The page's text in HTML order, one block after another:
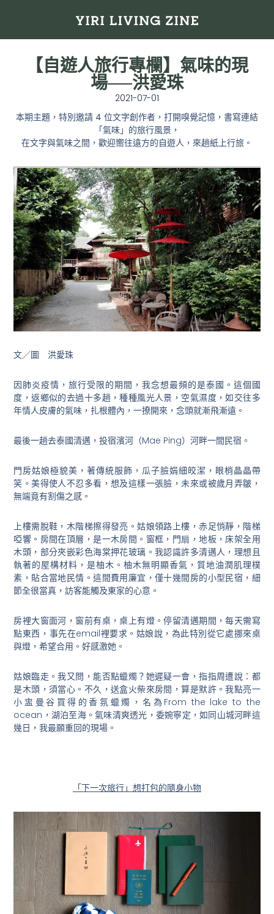
【自遊人旅行專欄】氣味的現
場──洪愛珠
2021-07-01
本期主題，特別邀請 4 位文字創作者， 打開嗅覺記憶，書寫連結
「氣味」的旅行風景，
在文字與氣味之間，歡迎嚮往遠方的自遊人，來趟紙上行旅。
文／圖 洪愛珠
因肺炎疫情，旅行受限的期間，我念想最頻的是泰國。這個國
度，返鄉似的去過十多趟，種種風光人景，空氣濕度，如交往多
年情人皮膚的氣味，扎根體內，一撩開來，念頭就漸飛漸遠。
最後一趟去泰國清邁，投宿濱河（Mae Ping）河畔一間民宿。
門房姑娘極貌美，著傳統服飾，瓜子臉娟細皎潔，眼梢晶晶帶
笑。美得使人不忍多看，想及這樣一張臉，未來或被歲月弄皺，
無端竟有割傷之感。
上樓需脫鞋，木階梯擦得發亮。姑娘領路上樓，赤足悄靜，階梯
啞響。房間在頂層，是一木房間。窗框，門扇，地板，床架全用
木頭，部分夾嵌彩色海棠押花玻璃。我認識許多清邁人，理想且
執著的屋構材料，是柚木。柚木無明顯香氣，質地油潤肌理樸
素，貼合當地民情。這間費用廉宜，僅十幾間房的小型民宿，細
節全很當真，訪客能觸及東家的心意。
房裡大窗面河，窗前有桌，桌上有燈。停留清邁期間，每天需寫
點東西，事先在email裡要求。姑娘說，為此特別從它處挪來桌
與燈，希望合用。好感激她。
姑娘臨走。我又問，能否點蠟燭？她遲疑一會，指指周遭說：都
是木頭，須當心。不久，送盒火柴來房間，算是默許。我點亮一
小盅曼谷買得的香氛蠟燭，名為From the lake to the
ocean，湖泊至海。氣味清爽透光，委婉寧定，如同山城河畔這
幾日，我最願重回的現場。
「下一次旅行」想打包的隨身小物